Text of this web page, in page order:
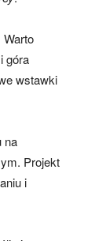
góra
wstawki
na
Projekt
i